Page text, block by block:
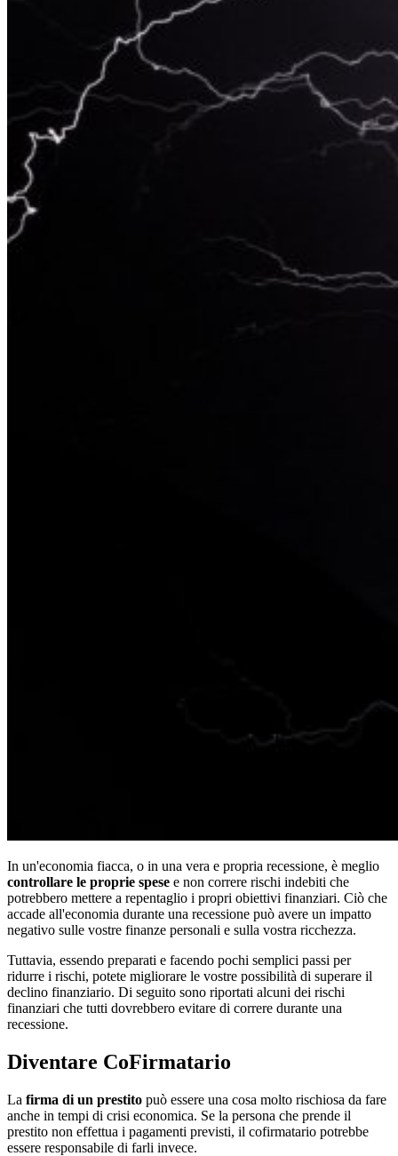
In un'economia fiacca, o in una vera e propria recessione, è meglio
controllare le proprie spese e non correre rischi indebiti che
potrebbero mettere a repentaglio i propri obiettivi finanziari. Ciò che
accade all'economia durante una recessione può avere un impatto
negativo sulle vostre finanze personali e sulla vostra ricchezza.
Tuttavia, essendo preparati e facendo pochi semplici passi per
ridurre i rischi, potete migliorare le vostre possibilità di superare il
declino finanziario. Di seguito sono riportati alcuni dei rischi
finanziari che tutti dovrebbero evitare di correre durante una
recessione.
Diventare CoFirmatario
La firma di un prestito può essere una cosa molto rischiosa da fare
anche in tempi di crisi economica. Se la persona che prende il
prestito non effettua i pagamenti previsti, il cofirmatario potrebbe
essere responsabile di farli invece.